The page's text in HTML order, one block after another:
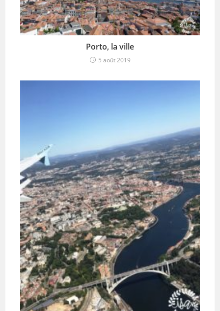
Porto, la ville
5 août 2019